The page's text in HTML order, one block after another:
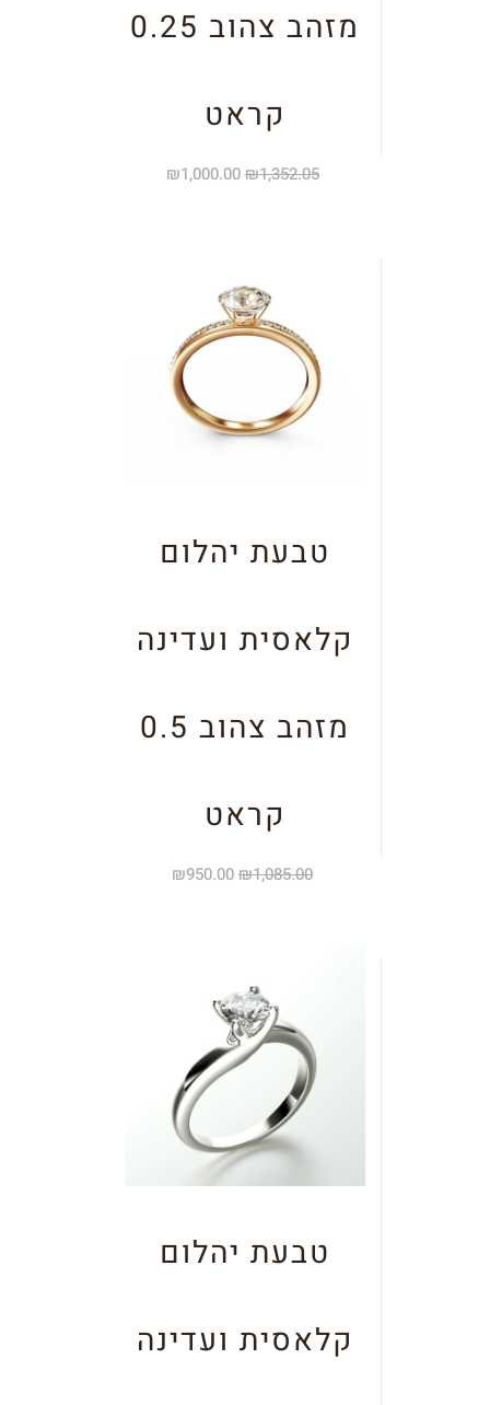
מזהב צהוב 0.25
קראט
₪1,352.05
₪1,000.00
טבעת יהלום
קלאסית ועדינה
מזהב צהוב 0.5
קראט
₪1,085.00
₪950.00
טבעת יהלום
קלאסית ועדינה